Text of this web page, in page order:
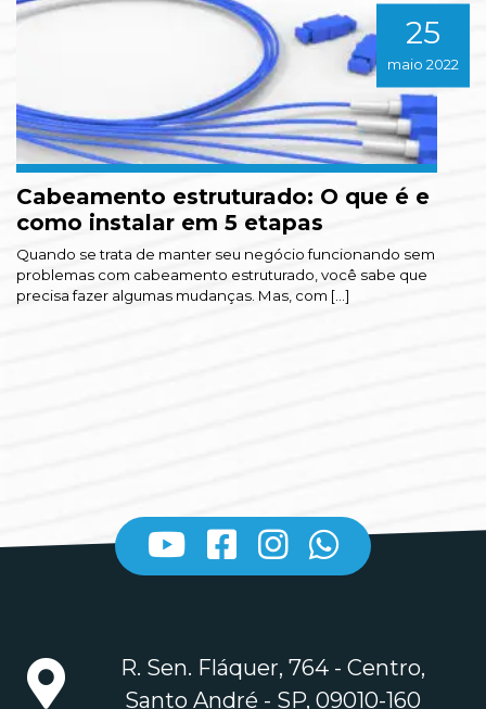
25
maio 2022
Cabeamento estruturado: O que é e
como instalar em 5 etapas
Quando se trata de manter seu negócio funcionando sem
problemas com cabeamento estruturado, você sabe que
precisa fazer algumas mudanças. Mas, com [...]
R. Sen. Fláquer, 764 - Centro,
Santo André - SP, 09010-160